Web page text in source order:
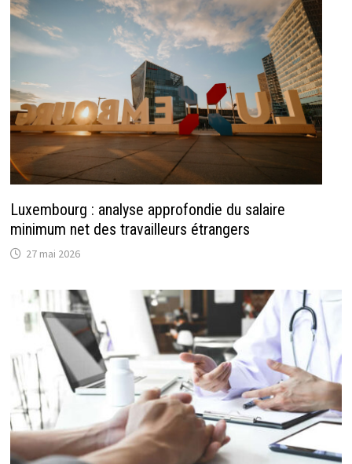
Luxembourg : analyse approfondie du salaire
minimum net des travailleurs étrangers
27 mai 2026